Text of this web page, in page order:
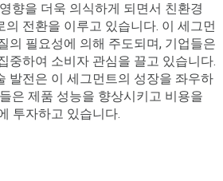
향을 더욱 의식하게 되면서 친환경
전환을 이루고 있습니다. 이 세그먼
의 필요성에 의해 주도되며, 기업들은
중하여 소비자 관심을 끌고 있습니다.
발전은 이 세그먼트의 성장을 좌우하
은 제품 성능을 향상시키고 비용을
투자하고 있습니다.